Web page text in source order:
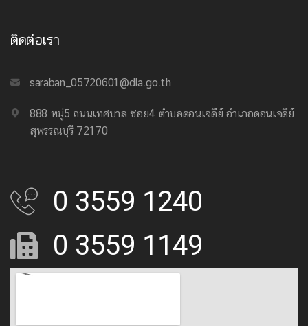
ติดต่อเรา
saraban_05720601@dla.go.th
888 หมู่5 ถนนเทศบาล ซอย4 ตำบลดอนเจดีย์ อำเภอดอนเจดีย์
สุพรรณบุรี 72170
0 3559 1240
0 3559 1149